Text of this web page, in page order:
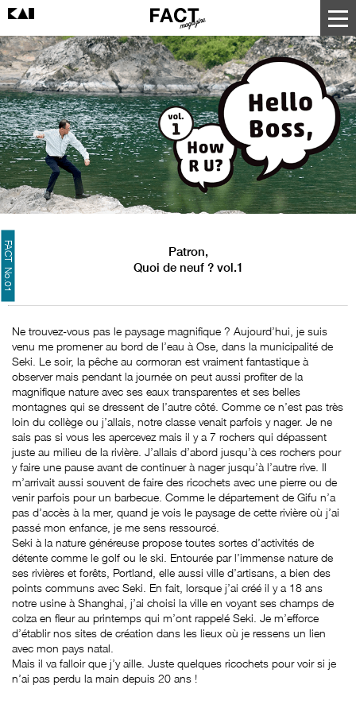
FACT No.01
Patron,
Quoi de neuf ? vol.1
Ne trouvez-vous pas le paysage magnifique ? Aujourd’hui, je suis
venu me promener au bord de l’eau à Ose, dans la municipalité de
Seki. Le soir, la pêche au cormoran est vraiment fantastique à
observer mais pendant la journée on peut aussi profiter de la
magnifique nature avec ses eaux transparentes et ses belles
montagnes qui se dressent de l’autre côté. Comme ce n’est pas très
loin du collège ou j’allais, notre classe venait parfois y nager. Je ne
sais pas si vous les apercevez mais il y a 7 rochers qui dépassent
juste au milieu de la rivière. J’allais d’abord jusqu’à ces rochers pour
y faire une pause avant de continuer à nager jusqu’à l’autre rive. Il
m’arrivait aussi souvent de faire des ricochets avec une pierre ou de
venir parfois pour un barbecue. Comme le département de Gifu n’a
pas d’accès à la mer, quand je vois le paysage de cette rivière où j’ai
passé mon enfance, je me sens ressourcé.
Seki à la nature généreuse propose toutes sortes d’activités de
détente comme le golf ou le ski. Entourée par l’immense nature de
ses rivières et forêts, Portland, elle aussi ville d’artisans, a bien des
points communs avec Seki. En fait, lorsque j’ai créé il y a 18 ans
notre usine à Shanghai, j’ai choisi la ville en voyant ses champs de
colza en fleur au printemps qui m’ont rappelé Seki. Je m’efforce
d’établir nos sites de création dans les lieux où je ressens un lien
avec mon pays natal.
Mais il va falloir que j’y aille. Juste quelques ricochets pour voir si je
n’ai pas perdu la main depuis 20 ans !